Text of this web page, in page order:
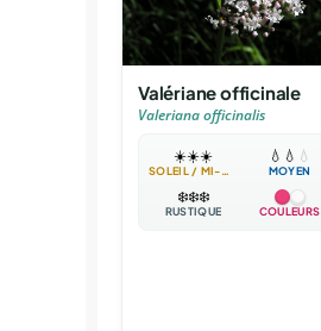
Valériane officinale
Valeriana officinalis
☀️☀️☀️
SOLEIL / MI-OMBRE
💧 💧 💧
MOYEN
❄️❄️❄️
RUSTIQUE COULEURS